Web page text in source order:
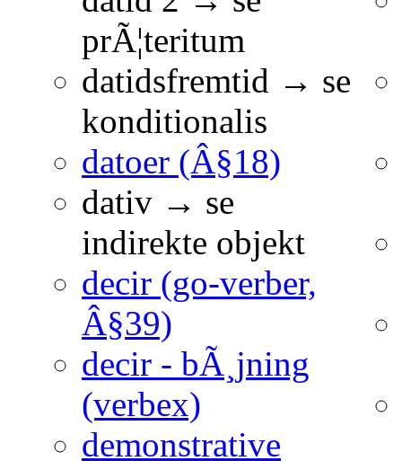
prÃ¦teritum
datidsfremtid → se
konditionalis
datoer (Â§18)
dativ → se
indirekte objekt
decir (go-verber,
Â§39)
decir - bÃ¸jning
(verbex)
demonstrative